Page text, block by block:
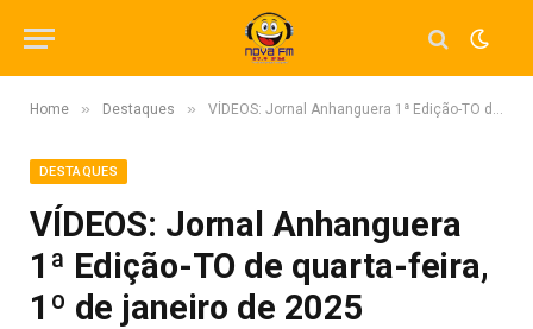
Home » Destaques » VÍDEOS: Jornal Anhanguera 1ª Edição-TO de quarta-feira, 1º de janeiro de 2025
DESTAQUES
VÍDEOS: Jornal Anhanguera
1ª Edição-TO de quarta-feira,
1º de janeiro de 2025